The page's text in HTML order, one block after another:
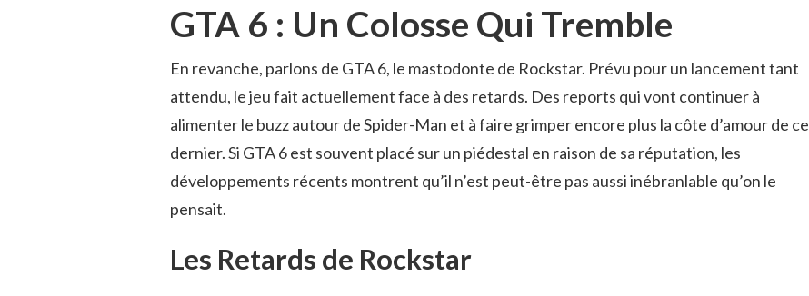
GTA 6 : Un Colosse Qui Tremble
En revanche, parlons de GTA 6, le mastodonte de Rockstar. Prévu pour un lancement tant
attendu, le jeu fait actuellement face à des retards. Des reports qui vont continuer à
alimenter le buzz autour de Spider-Man et à faire grimper encore plus la côte d’amour de ce
dernier. Si GTA 6 est souvent placé sur un piédestal en raison de sa réputation, les
développements récents montrent qu’il n’est peut-être pas aussi inébranlable qu’on le
pensait.
Les Retards de Rockstar